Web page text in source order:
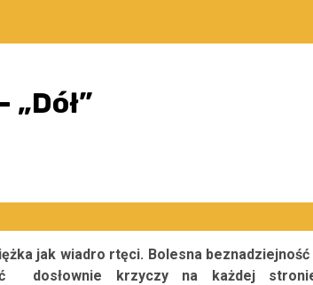
jak wiadro rtęci. Bolesna beznadziejność
dosłownie krzyczy na każdej